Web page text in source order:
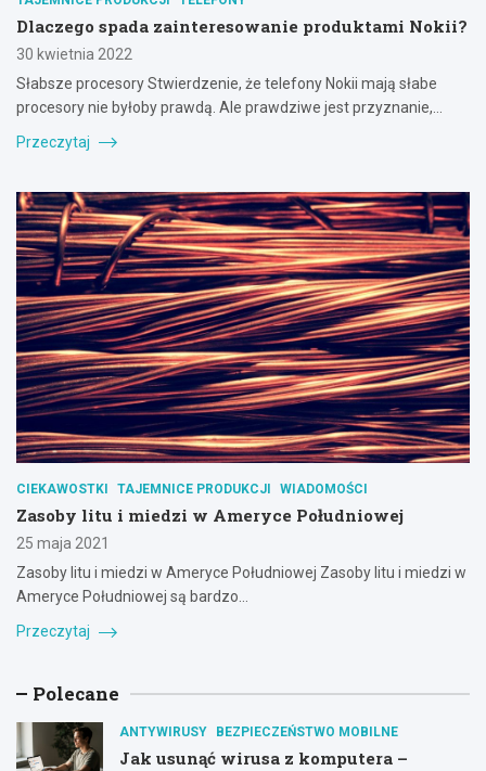
Dlaczego spada zainteresowanie produktami Nokii?
30 kwietnia 2022
Słabsze procesory Stwierdzenie, że telefony Nokii mają słabe
procesory nie byłoby prawdą. Ale prawdziwe jest przyznanie,…
Przeczytaj
CIEKAWOSTKI TAJEMNICE PRODUKCJI WIADOMOŚCI
Zasoby litu i miedzi w Ameryce Południowej
25 maja 2021
Zasoby litu i miedzi w Ameryce Południowej Zasoby litu i miedzi w
Ameryce Południowej są bardzo…
Przeczytaj
Polecane
ANTYWIRUSY BEZPIECZEŃSTWO MOBILNE
Jak usunąć wirusa z komputera –